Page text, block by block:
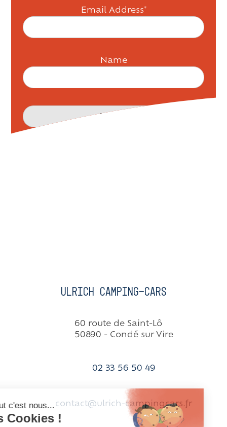
Email Address*
Name
Ulrich Camping-cars
60 route de Saint-Lô
50890 - Condé sur Vire
02 33 56 50 49
contact@ulrich-campingcars.fr